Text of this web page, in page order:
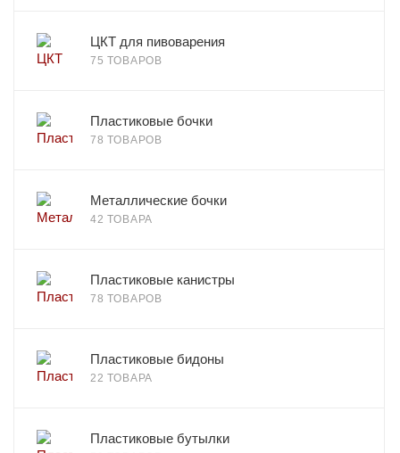
ЦКТ для пивоварения
75 ТОВАРОВ
Пластиковые бочки
78 ТОВАРОВ
Металлические бочки
42 ТОВАРА
Пластиковые канистры
78 ТОВАРОВ
Пластиковые бидоны
22 ТОВАРА
Пластиковые бутылки